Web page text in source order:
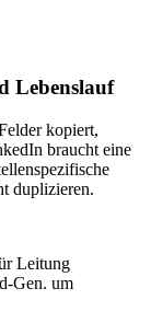
Lebenslauf
kopiert,
braucht eine
duplizieren.
Leitung
Gen. um